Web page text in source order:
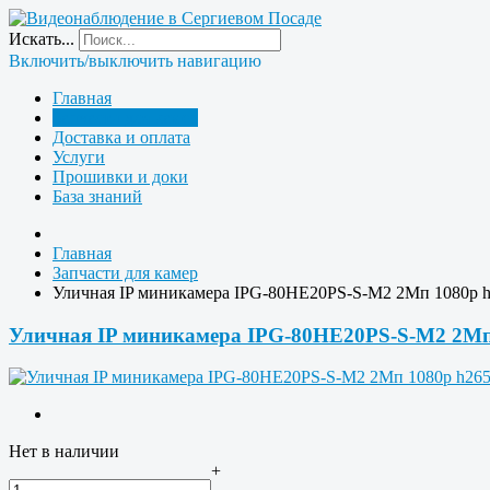
Искать...
Включить/выключить навигацию
Главная
Доставка и оплата
Услуги
Прошивки и доки
База знаний
Главная
Запчасти для камер
Уличная IP миникамера IPG-80HE20PS-S-M2 2Мп 1080p
Уличная IP миникамера IPG-80HE20PS-S-M2
Нет в наличии
+